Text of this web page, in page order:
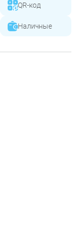
QR-код
Наличные